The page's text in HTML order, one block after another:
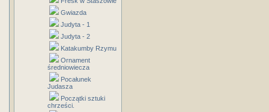
Gwiazda
Judyta - 1
Judyta - 2
Katakumby Rzymu
Ornament
średniowiecza
Pocałunek
Judasza
Początki sztuki
chrześci.